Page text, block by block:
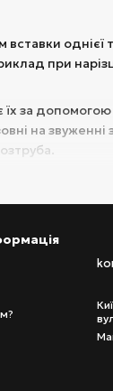
однієї
при
за
на звуженні